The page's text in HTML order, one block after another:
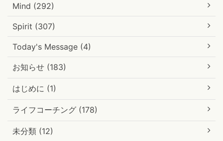
Mind (292)
Spirit (307)
Today's Message (4)
お知らせ (183)
はじめに (1)
ライフコーチング (178)
未分類 (12)